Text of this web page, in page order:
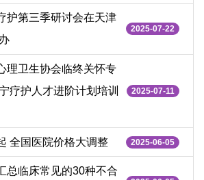
护第三季研讨会在天津
2025-07-22
理卫生协会临终关怀专
疗护人才进阶计划培训
2025-07-11
全国医院价格大调整 2025-06-05
总临床常见的30种不合